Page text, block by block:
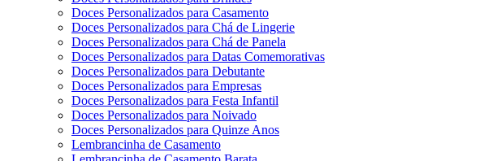
Doces Personalizados para Casamento
Doces Personalizados para Chá de Lingerie
Doces Personalizados para Chá de Panela
Doces Personalizados para Datas Comemorativas
Doces Personalizados para Debutante
Doces Personalizados para Empresas
Doces Personalizados para Festa Infantil
Doces Personalizados para Noivado
Doces Personalizados para Quinze Anos
Lembrancinha de Casamento